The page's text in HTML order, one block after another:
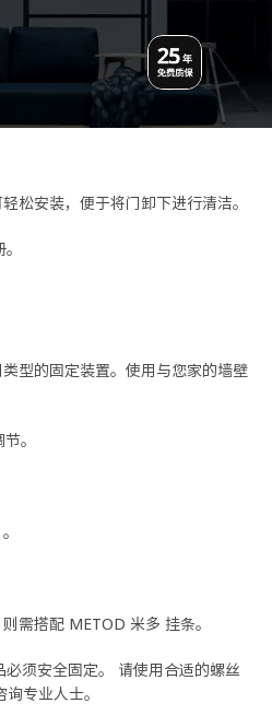
松安装，便于将门卸下进行清洁。
型的固定装置。使用与您家的墙壁
。
需搭配 METOD 米多 挂条。
须安全固定。 请使用合适的螺丝
专业人士。